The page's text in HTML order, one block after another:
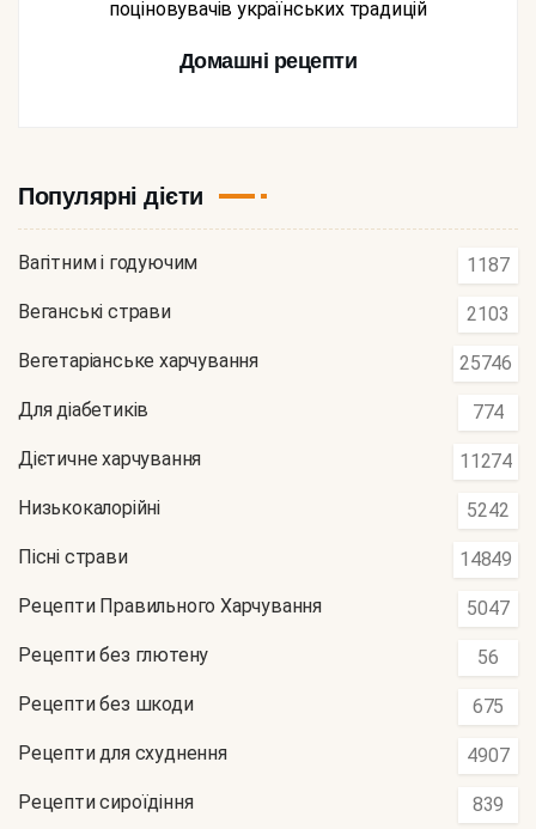
поціновувачів українських традицій
Домашні рецепти
Популярні дієти
Вагітним і годуючим 1187
Веганські страви 2103
Вегетаріанське харчування 25746
Для діабетиків 774
Дієтичне харчування 11274
Низькокалорійні 5242
Пісні страви 14849
Рецепти Правильного Харчування 5047
Рецепти без глютену 56
Рецепти без шкоди 675
Рецепти для схуднення 4907
Рецепти сироїдіння 839